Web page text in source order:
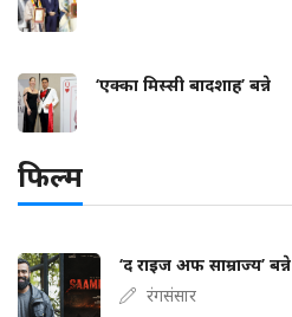
‘एक्का मिस्सी बादशाह’ बन्ने
फिल्म
‘द राइज अफ साम्राज्य’ बन्ने
रंगसंसार